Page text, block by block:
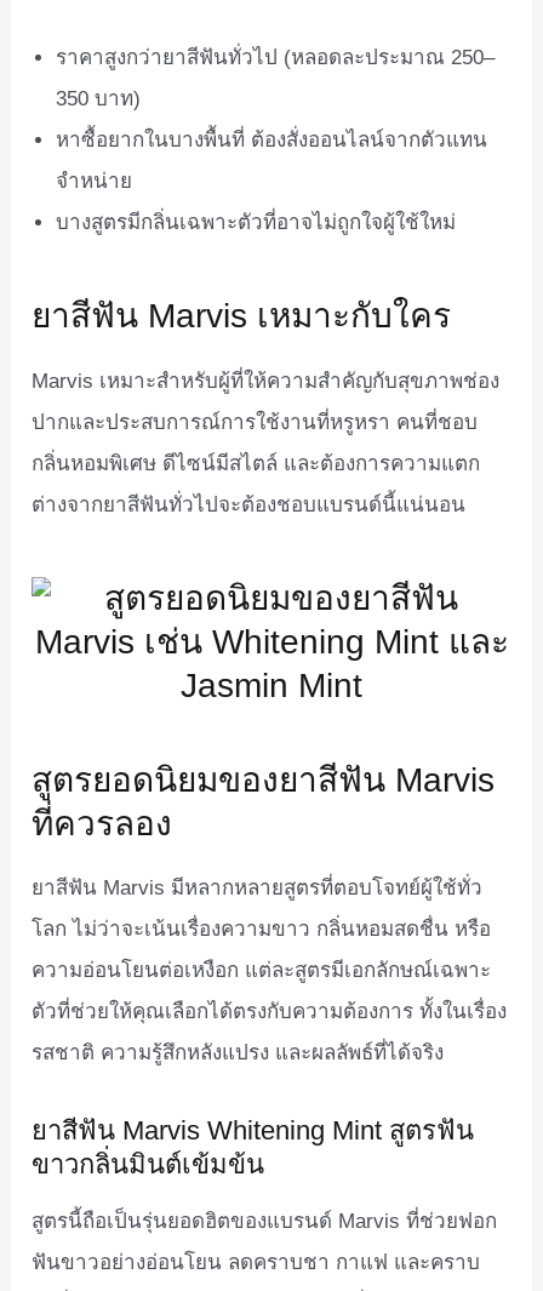
ราคาสูงกว่ายาสีฟันทั่วไป (หลอดละประมาณ 250–
350 บาท)
หาซื้อยากในบางพื้นที่ ต้องสั่งออนไลน์จากตัวแทน
จำหน่าย
บางสูตรมีกลิ่นเฉพาะตัวที่อาจไม่ถูกใจผู้ใช้ใหม่
ยาสีฟัน Marvis เหมาะกับใคร
Marvis เหมาะสำหรับผู้ที่ให้ความสำคัญกับสุขภาพช่อง
ปากและประสบการณ์การใช้งานที่หรูหรา คนที่ชอบ
กลิ่นหอมพิเศษ ดีไซน์มีสไตล์ และต้องการความแตก
ต่างจากยาสีฟันทั่วไปจะต้องชอบแบรนด์นี้แน่นอน
สูตรยอดนิยมของยาสีฟัน Marvis
ที่ควรลอง
ยาสีฟัน Marvis มีหลากหลายสูตรที่ตอบโจทย์ผู้ใช้ทั่ว
โลก ไม่ว่าจะเน้นเรื่องความขาว กลิ่นหอมสดชื่น หรือ
ความอ่อนโยนต่อเหงือก แต่ละสูตรมีเอกลักษณ์เฉพาะ
ตัวที่ช่วยให้คุณเลือกได้ตรงกับความต้องการ ทั้งในเรื่อง
รสชาติ ความรู้สึกหลังแปรง และผลลัพธ์ที่ได้จริง
ยาสีฟัน Marvis Whitening Mint สูตรฟัน
ขาวกลิ่นมินต์เข้มข้น
สูตรนี้ถือเป็นรุ่นยอดฮิตของแบรนด์ Marvis ที่ช่วยฟอก
ฟันขาวอย่างอ่อนโยน ลดคราบชา กาแฟ และคราบ